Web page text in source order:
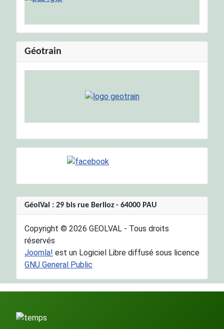
Géotrain
GéolVal : 29 bis rue Berlioz - 64000 PAU
Copyright © 2026 GEOLVAL - Tous droits
réservés
Joomla! est un Logiciel Libre diffusé sous licence
GNU General Public